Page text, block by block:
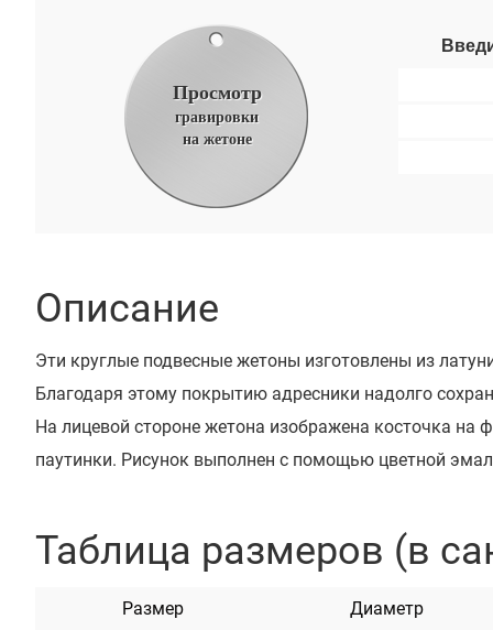
Просмотр
гравировки
на жетоне
Описание
Эти круглые подвесные жетоны изготовлены из
Благодаря этому покрытию адресники надолго
На лицевой стороне жетона изображена косточка на
паутинки. Рисунок выполнен с помощью цветной
бирюзовый.
обрабатываются таким образом, чтобы
Таблица размеров (в
Размер Диаметр